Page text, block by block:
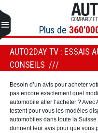
au
contenu
Plus de
AUTO2DAY TV : ESSAIS
CONSEILS
Besoin d’un avis pour acheter
pas encore exactement quel
automobile aller l’acheter ? Avec
testent pour vous les modèles
automobiles dans toute la
donnent leur avis pour que vous